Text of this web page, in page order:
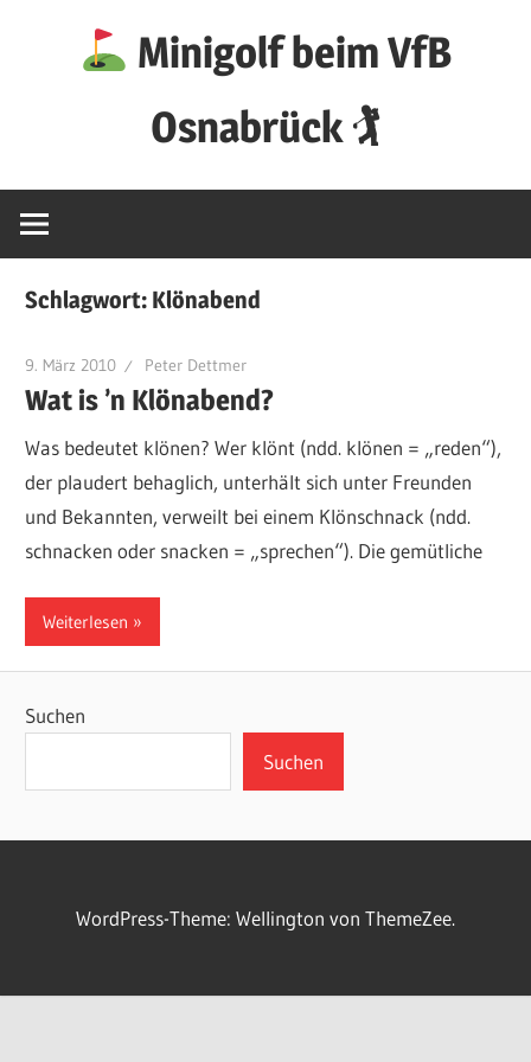
Minigolf beim VfB
Osnabrück 🏌
Schlagwort: Klönabend
9. März 2010 Peter Dettmer
Wat is ’n Klönabend?
Was bedeutet klönen? Wer klönt (ndd. klönen = „reden“),
der plaudert behaglich, unterhält sich unter Freunden
und Bekannten, verweilt bei einem Klönschnack (ndd.
schnacken oder snacken = „sprechen“). Die gemütliche
Weiterlesen
Suchen
Suchen
WordPress-Theme: Wellington von ThemeZee.